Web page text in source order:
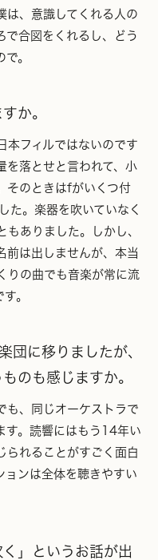
、意識してくれる人の
で合図をくれるし、どう
。
か。
フィルではないのです
を落とせと言われて、小
そのときはfがいくつ付
た。楽器を吹いていなく
ありました。しかし、
前は出しませんが、本当
りの曲でも音楽が常に流
。
に移りましたが、
のも感じますか。
、同じオーケストラで
す。読響にはもう14年い
られることがすごく面白
ョンは全体を聴きやすい
」というお話が出